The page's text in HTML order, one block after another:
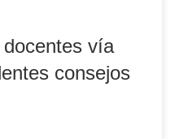
vía
consejos